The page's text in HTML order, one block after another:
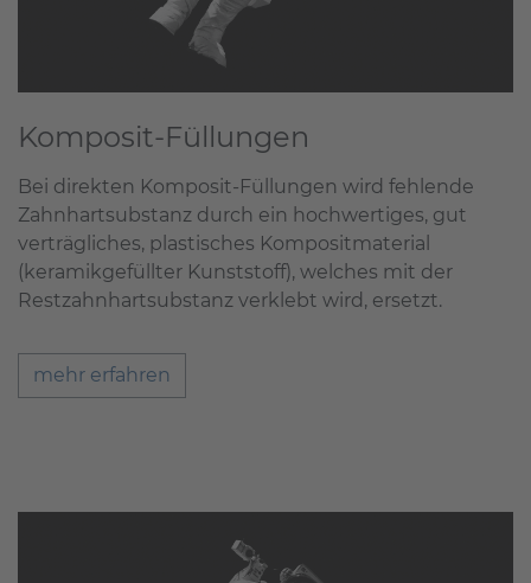
Komposit-Füllungen
Bei direkten Komposit-Füllungen wird fehlende
Zahnhartsubstanz durch ein hochwertiges, gut
verträgliches, plastisches Kompositmaterial
(keramikgefüllter Kunststoff), welches mit der
Restzahnhartsubstanz verklebt wird, ersetzt.
mehr erfahren